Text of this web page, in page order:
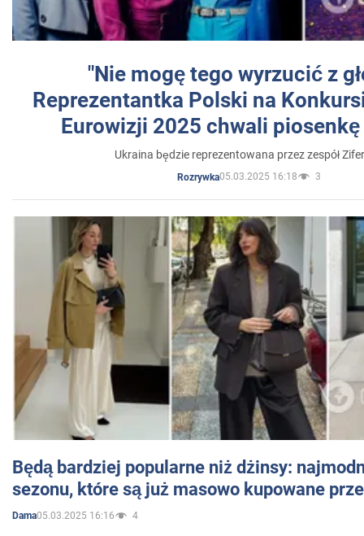
"Nie mogę tego wyrzucić z
Reprezentantka Polski na
Eurowizji 2025 chwali
Ukraina będzie reprezentowana przez zespół
Rozrywka05.03.2025 16:18 3
Będą bardziej popularne niż dżinsy:
sezonu, które są już masowo kupowane
Dama05.03.2025 16:16 4